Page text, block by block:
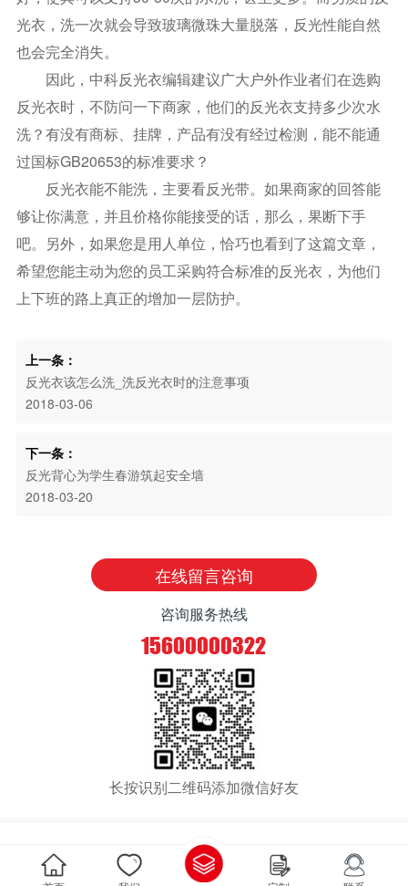
光衣，洗一次就会导致玻璃微珠大量脱落，反光性能自然
也会完全消失。
因此，中科反光衣编辑建议广大户外作业者们在选购
反光衣时，不防问一下商家，他们的反光衣支持多少次水
洗？有没有商标、挂牌，产品有没有经过检测，能不能通
过国标GB20653的标准要求？
反光衣能不能洗，主要看反光带。如果商家的回答能
够让你满意，并且价格你能接受的话，那么，果断下手
吧。另外，如果您是用人单位，恰巧也看到了这篇文章，
希望您能主动为您的员工采购符合标准的反光衣，为他们
上下班的路上真正的增加一层防护。
上一条：
反光衣该怎么洗_洗反光衣时的注意事项
2018-03-06
下一条：
反光背心为学生春游筑起安全墙
2018-03-20
在线留言咨询
咨询服务热线
15600000322
长按识别二维码添加微信好友